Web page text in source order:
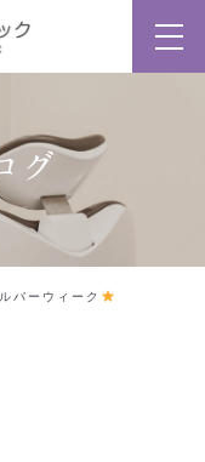
グ
バーウィーク